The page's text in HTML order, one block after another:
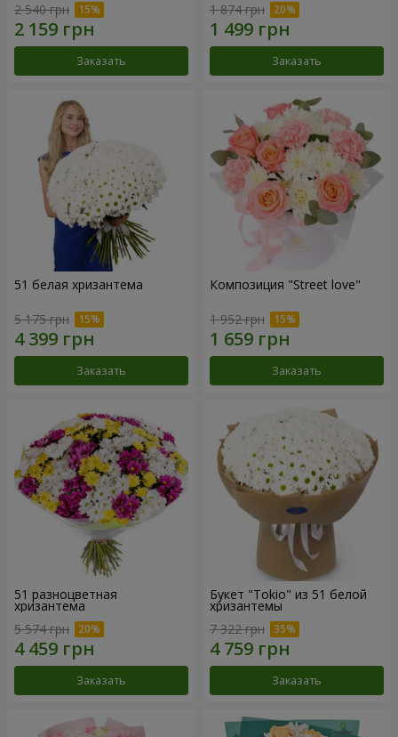
2 540 грн
Заказать
1 874 грн
Заказать
51 белая хризантема
5 175 грн
Заказать
Композиция "Street love"
1 952 грн
Заказать
51 разноцветная
хризантема
5 574 грн
Заказать
Букет "Tokio" из 51 белой
хризантемы
7 322 грн
Заказать